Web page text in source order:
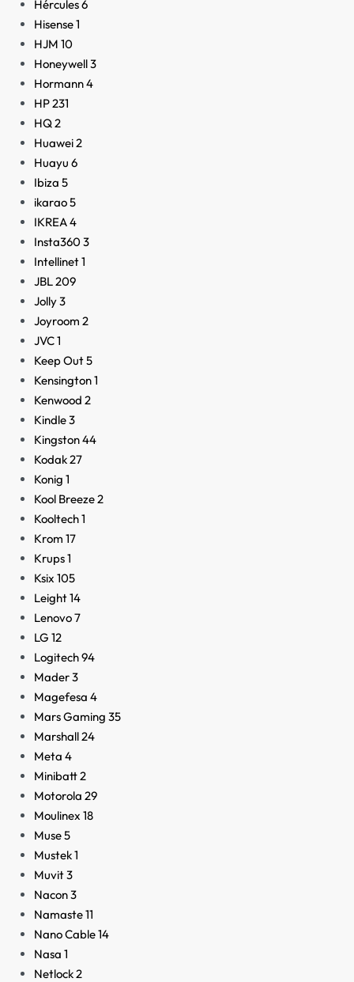
Hércules6
Hisense1
HJM 10
Honeywell3
Hormann4
HP231
HQ2
Huawei2
Huayu 6
Ibiza 5
ikarao5
IKREA4
Insta3603
Intellinet1
JBL209
Jolly3
Joyroom 2
JVC1
Keep Out5
Kensington1
Kenwood 2
Kindle3
Kingston44
Kodak27
Konig 1
Kool Breeze2
Kooltech1
Krom 17
Krups1
Ksix 105
Leight14
Lenovo7
LG 12
Logitech94
Mader3
Magefesa 4
Mars Gaming 35
Marshall24
Meta 4
Minibatt2
Motorola 29
Moulinex 18
Muse5
Mustek1
Muvit3
Nacon3
Namaste11
Nano Cable14
Nasa 1
Netlock2